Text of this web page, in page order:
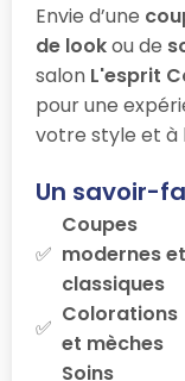
Envie d’une
de lookou de
salon L'esprit
pour une
votre style et à
Un savoir-
Coupes
modernes et
classiques
Colorations
et mèches
Soins